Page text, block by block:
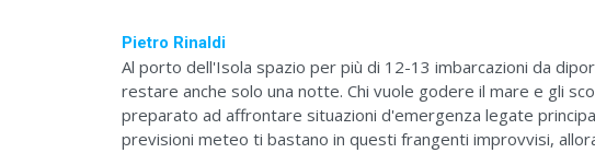
Pietro Rinaldi
Al porto dell'Isola spazio per più di 12-13 imbarcazioni da
restare anche solo una notte. Chi vuole godere il mare e gli
preparato ad affrontare situazioni d'emergenza legate
previsioni meteo ti bastano in questi frangenti improvvisi,